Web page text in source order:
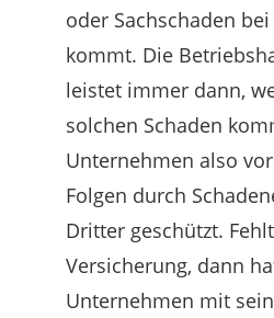
oder Sachschaden
kommt. Die
leistet immer dann,
solchen Schaden
Unternehmen also
Folgen durch
Dritter geschützt.
Versicherung, dann
Unternehmen mit